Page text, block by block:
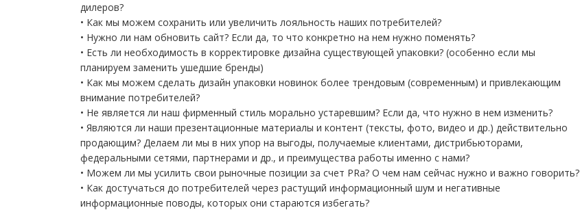
дилеров?
• Как мы можем сохранить или увеличить лояльность наших потребителей?
• Нужно ли нам обновить сайт? Если да, то что конкретно на нем нужно поменять?
• Есть ли необходимость в корректировке дизайна существующей упаковки? (особенно если мы
планируем заменить ушедшие бренды)
• Как мы можем сделать дизайн упаковки новинок более трендовым (современным) и привлекающим
внимание потребителей?
• Не является ли наш фирменный стиль морально устаревшим? Если да, что нужно в нем изменить?
• Являются ли наши презентационные материалы и контент (тексты, фото, видео и др.) действительно
продающим? Делаем ли мы в них упор на выгоды, получаемые клиентами, дистрибьюторами,
федеральными сетями, партнерами и др., и преимущества работы именно с нами?
• Можем ли мы усилить свои рыночные позиции за счет PRа? О чем нам сейчас нужно и важно говорить?
• Как достучаться до потребителей через растущий информационный шум и негативные
информационные поводы, которых они стараются избегать?